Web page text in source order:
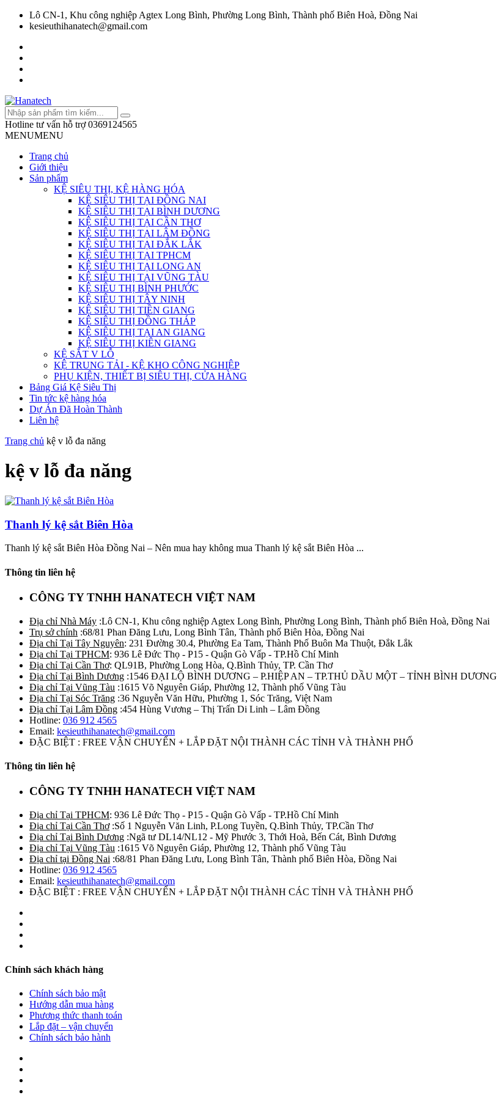
Lô CN-1, Khu công nghiệp Agtex Long Bình, Phường Long Bình, Thành phố Biên Hoà, Đồng Nai
kesieuthihanatech@gmail.com
Hotline tư vấn hỗ trợ 0369124565
MENUMENU
Trang chủ
Giới thiệu
Sản phẩm
KỆ SIÊU THỊ, KỆ HÀNG HÓA
KỆ SIÊU THỊ TẠI ĐỒNG NAI
KỆ SIÊU THỊ TẠI BÌNH DƯƠNG
KỆ SIÊU THỊ TẠI CẦN THƠ
KỆ SIÊU THỊ TẠI LÂM ĐỒNG
KỆ SIÊU THỊ TẠI ĐẮK LẮK
KỆ SIÊU THỊ TẠI TPHCM
KỆ SIÊU THỊ TẠI LONG AN
KỆ SIÊU THỊ TẠI VŨNG TÀU
KỆ SIÊU THỊ BÌNH PHƯỚC
KỆ SIÊU THỊ TÂY NINH
KỆ SIÊU THỊ TIỀN GIANG
KỆ SIÊU THỊ ĐỒNG THÁP
KỆ SIÊU THỊ TẠI AN GIANG
KỆ SIÊU THỊ KIÊN GIANG
KỆ SẮT V LỖ
KỆ TRUNG TẢI - KỆ KHO CÔNG NGHIỆP
PHỤ KIỆN, THIẾT BỊ SIÊU THỊ, CỬA HÀNG
Bảng Giá Kệ Siêu Thị
Tin tức kệ hàng hóa
Dự Án Đã Hoàn Thành
Liên hệ
Trang chủ kệ v lỗ đa năng
kệ v lỗ đa năng
Thanh lý kệ sắt Biên Hòa
Thanh lý kệ sắt Biên Hòa Đồng Nai – Nên mua hay không mua Thanh lý kệ sắt Biên Hòa ...
Thông tin liên hệ
CÔNG TY TNHH HANATECH VIỆT NAM
Địa chỉ Nhà Máy :Lô CN-1, Khu công nghiệp Agtex Long Bình, Phường Long Bình, Thành phố Biên Hoà, Đồng Nai
Trụ sở chính :68/81 Phan Đăng Lưu, Long Bình Tân, Thành phố Biên Hòa, Đồng Nai
Địa chỉ Tại Tây Nguyên: 231 Đường 30.4, Phường Ea Tam, Thành Phố Buôn Ma Thuột, Đắk Lắk
Địa chỉ Tại TPHCM: 936 Lê Đức Thọ - P15 - Quận Gò Vấp - TP.Hồ Chí Minh
Địa chỉ Tại Cần Thơ: QL91B, Phường Long Hòa, Q.Bình Thủy, TP. Cần Thơ
Địa chỉ Tại Bình Dương :1546 ĐẠI LỘ BÌNH DƯƠNG – P.HIỆP AN – TP.THỦ DẦU MỘT – TỈNH BÌNH DƯƠNG
Địa chỉ Tại Vũng Tàu :1615 Võ Nguyên Giáp, Phường 12, Thành phố Vũng Tàu
Địa chỉ Tại Sóc Trăng :36 Nguyễn Văn Hữu, Phường 1, Sóc Trăng, Việt Nam
Địa chỉ Tại Lâm Đồng :454 Hùng Vương – Thị Trấn Di Linh – Lâm Đồng
Hotline: 036 912 4565
Email: kesieuthihanatech@gmail.com
ĐẶC BIỆT : FREE VẬN CHUYỂN + LẮP ĐẶT NỘI THÀNH CÁC TỈNH VÀ THÀNH PHỐ
Thông tin liên hệ
CÔNG TY TNHH HANATECH VIỆT NAM
Địa chỉ Tại TPHCM: 936 Lê Đức Thọ - P15 - Quận Gò Vấp - TP.Hồ Chí Minh
Địa chỉ Tại Cần Thơ:Số 1 Nguyễn Văn Linh, P.Long Tuyền, Q.Bình Thủy, TP.Cần Thơ
Địa chỉ Tại Bình Dương :Ngã tư DL14/NL12 - Mỹ Phước 3, Thới Hoà, Bến Cát, Bình Dương
Địa chỉ Tại Vũng Tàu :1615 Võ Nguyên Giáp, Phường 12, Thành phố Vũng Tàu
Địa chỉ tại Đồng Nai :68/81 Phan Đăng Lưu, Long Bình Tân, Thành phố Biên Hòa, Đồng Nai
Hotline: 036 912 4565
Email: kesieuthihanatech@gmail.com
ĐẶC BIỆT : FREE VẬN CHUYỂN + LẮP ĐẶT NỘI THÀNH CÁC TỈNH VÀ THÀNH PHỐ
Chính sách khách hàng
Chính sách bảo mật
Hướng dẫn mua hàng
Phương thức thanh toán
Lắp đặt – vận chuyển
Chính sách bảo hành